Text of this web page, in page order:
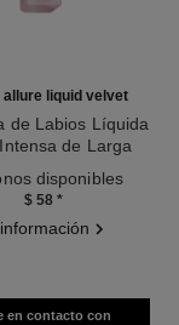
allure liquid velvet
de Labios Líquida
de Larga
disponibles
$ 58 *
en contacto con